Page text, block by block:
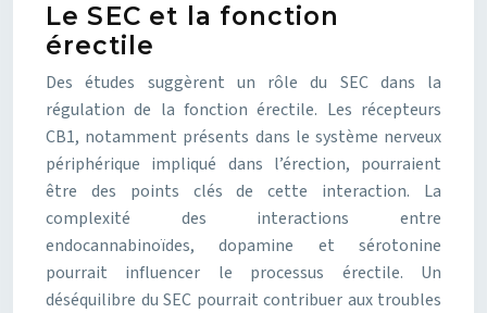
Le SEC et la fonction
érectile
Des études suggèrent un rôle du SEC dans la
régulation de la fonction érectile. Les récepteurs
CB1, notamment présents dans le système nerveux
périphérique impliqué dans l’érection, pourraient
être des points clés de cette interaction. La
complexité des interactions entre
endocannabinoïdes, dopamine et sérotonine
pourrait influencer le processus érectile. Un
déséquilibre du SEC pourrait contribuer aux troubles